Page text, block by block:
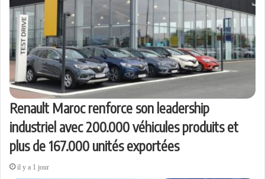
Renault Maroc renforce son leadership
industriel avec 200.000 véhicules produits et
plus de 167.000 unités exportées
il y a 1 jour